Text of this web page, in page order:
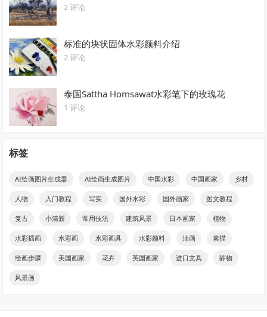
2 评论
标准的块状固体水彩颜料介绍
2 评论
泰国Sattha Homsawat水彩笔下的玫瑰花
1 评论
标签
AI绘画图片生成器 AI绘画生成图片 中国水彩 中国画家 乡村
人物 入门教程 写实 国外水彩 国外画家 图文教程
复古 小清新 常用技法 建筑风景 日本画家 植物
水彩插画 水彩画 水彩画具 水彩颜料 油画 素描
绘画步骤 美国画家 花卉 英国画家 进口文具 静物
风景画